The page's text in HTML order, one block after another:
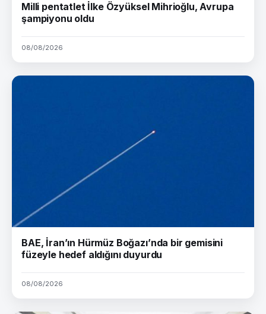
Milli pentatlet İlke Özyüksel Mihrioğlu, Avrupa
şampiyonu oldu
08/08/2026
BAE, İran’ın Hürmüz Boğazı’nda bir gemisini
füzeyle hedef aldığını duyurdu
08/08/2026